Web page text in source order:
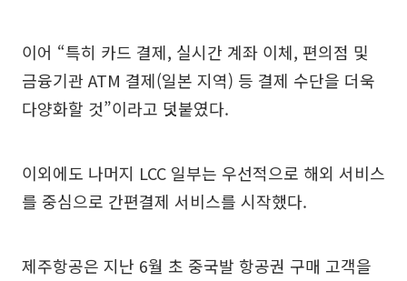
이어 “특히 카드 결제, 실시간 계좌 이체, 편의점 및
금융기관 ATM 결제(일본 지역) 등 결제 수단을 더욱
다양화할 것”이라고 덧붙였다.
이외에도 나머지 LCC 일부는 우선적으로 해외 서비스
를 중심으로 간편결제 서비스를 시작했다.
제주항공은 지난 6월 초 중국발 항공권 구매 고객을